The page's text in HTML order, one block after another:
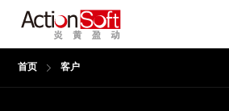
首页 客户